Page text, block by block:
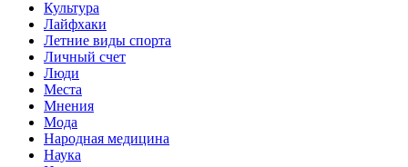
Культура
Лайфхаки
Летние виды спорта
Личный счет
Люди
Места
Мнения
Мода
Народная медицина
Наука